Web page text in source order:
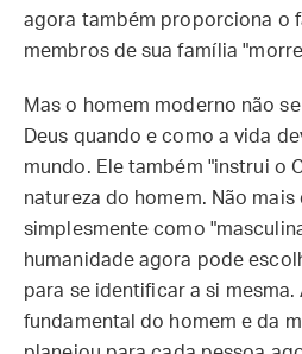
agora também proporciona o
membros de sua família
Mas o homem moderno não
Deus quando e como a vida
mundo. Ele também "instrui o
natureza do homem. Não mais
simplesmente como
humanidade agora pode
para se identificar a si mesma.
fundamental do homem e da